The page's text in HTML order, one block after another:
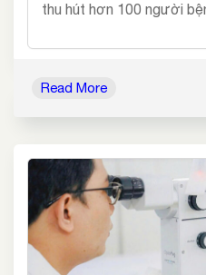
thu hút hơn 100 người
Read More